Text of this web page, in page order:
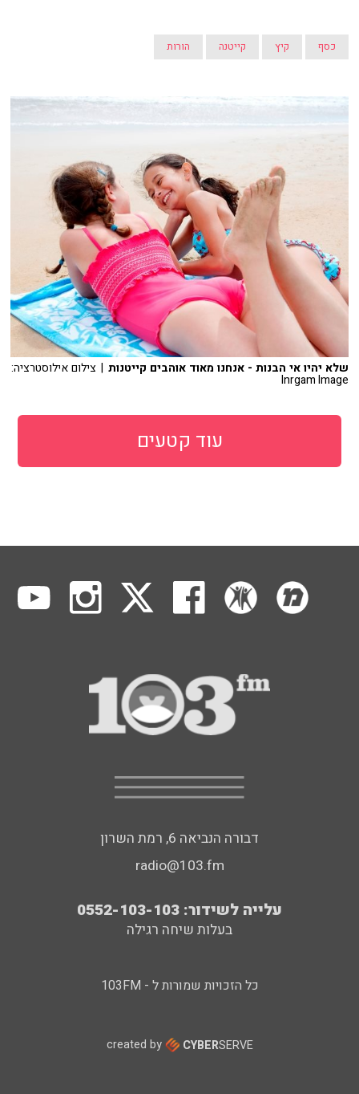
כסף קיץ קייטנה הורות
שלא יהיו אי הבנות - אנחנו מאוד אוהבים קייטנות | צילום אילוסטרציה:
Inrgam Image
עוד קטעים
דבורה הנביאה 6, רמת השרון
radio@103.fm
עלייה לשידור: 0552-103-103
בעלות שיחה רגילה
כל הזכויות שמורות ל - 103FM
created by CYBERSERVE